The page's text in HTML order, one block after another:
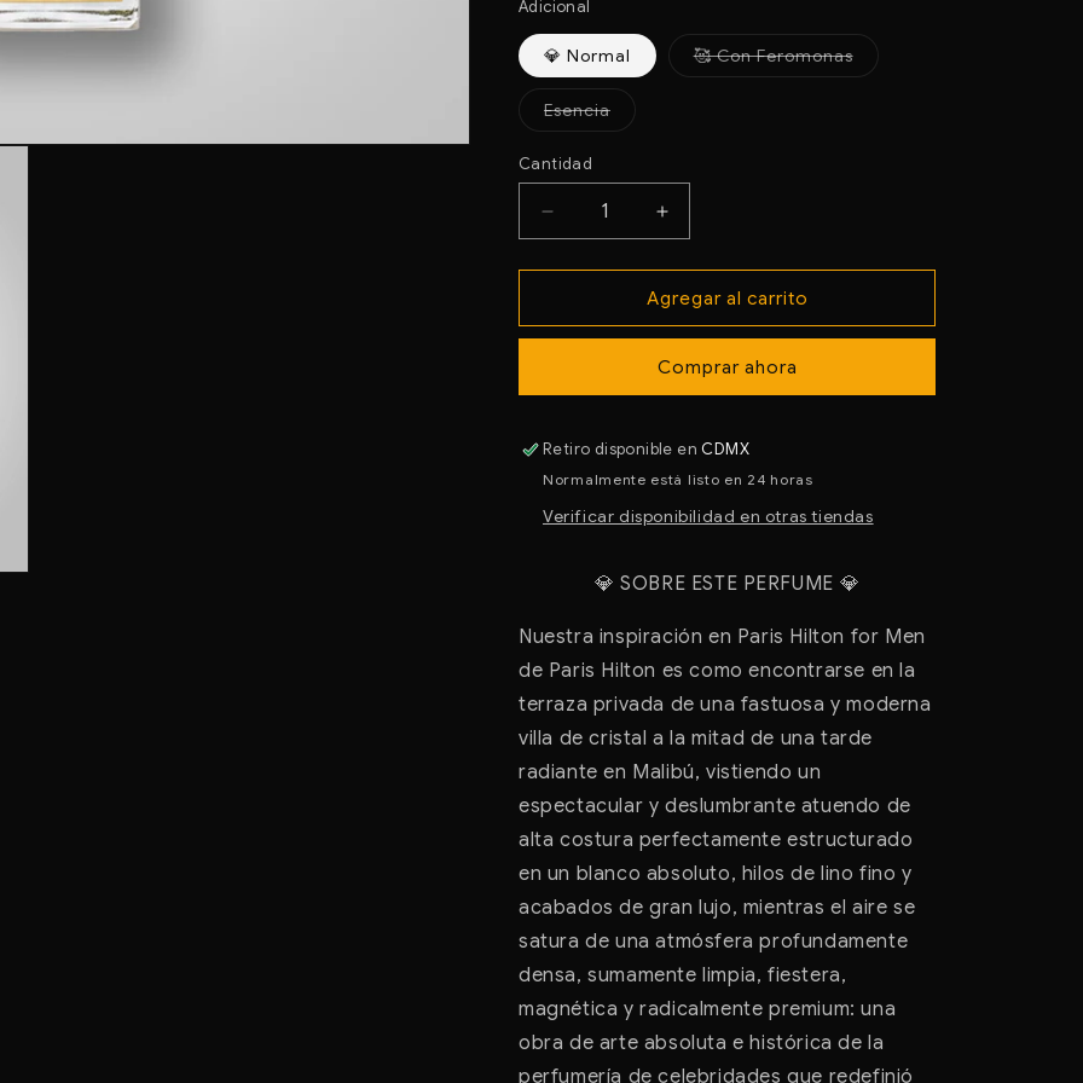
Adicional
💎 Normal 🥰 Con FeromonasVariante
agotada
EsenciaVariante
agotada
Cantidad
Reducir
para
C
PARIS
HILTON
Aumentar
para
C0143
C
PARIS
HILTON
PARIS
HILTON
Agregar al carrito
Comprar ahora
Retiro disponible en CDMX
Normalmente está listo en 24 horas
Verificar disponibilidad en otras tiendas
💎 SOBRE ESTE PERFUME 💎
Nuestra inspiración en Paris Hilton for Men
de Paris Hilton es como encontrarse en la
terraza privada de una fastuosa y moderna
villa de cristal a la mitad de una tarde
radiante en Malibú, vistiendo un
espectacular y deslumbrante atuendo de
alta costura perfectamente estructurado
en un blanco absoluto, hilos de lino fino y
acabados de gran lujo, mientras el aire se
satura de una atmósfera profundamente
densa, sumamente limpia, fiestera,
magnética y radicalmente premium: una
obra de arte absoluta e histórica de la
perfumería de celebridades que redefinió